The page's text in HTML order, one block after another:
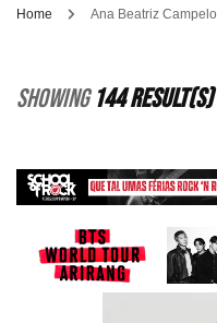
Home Ana Beatriz Campelo
Showing144 Result(s)